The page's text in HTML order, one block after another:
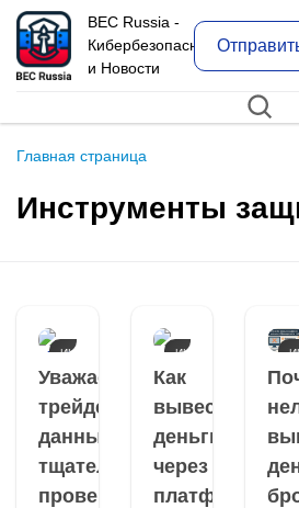
BEC Russia -
Кибербезопасность
и Новости
Главная страница
Инструменты
ИНСТРУМЕНТЫ
СЕТИ
Уважаемый
трейдер! Ваши
данные были
тщательно
проверены и
ИНСТРУМЕНТЫ
СЕТИ
Как
вывести
деньги
через
платформу